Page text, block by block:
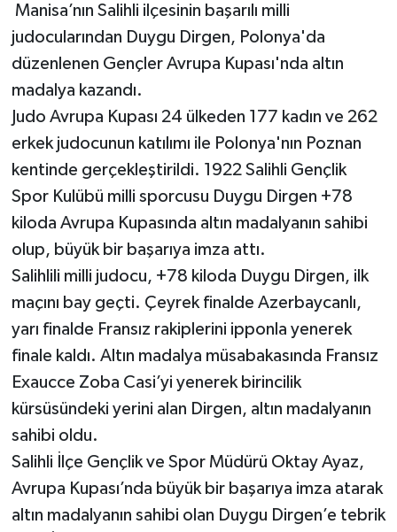
Manisa’nın Salihli ilçesinin başarılı milli
judocularından Duygu Dirgen, Polonya'da
düzenlenen Gençler Avrupa Kupası'nda altın
madalya kazandı.
Judo Avrupa Kupası 24 ülkeden 177 kadın ve 262
erkek judocunun katılımı ile Polonya'nın Poznan
kentinde gerçekleştirildi. 1922 Salihli Gençlik
Spor Kulübü milli sporcusu Duygu Dirgen +78
kiloda Avrupa Kupasında altın madalyanın sahibi
olup, büyük bir başarıya imza attı.
Salihlili milli judocu, +78 kiloda Duygu Dirgen, ilk
maçını bay geçti. Çeyrek finalde Azerbaycanlı,
yarı finalde Fransız rakiplerini ipponla yenerek
finale kaldı. Altın madalya müsabakasında Fransız
Exaucce Zoba Casi’yi yenerek birincilik
kürsüsündeki yerini alan Dirgen, altın madalyanın
sahibi oldu.
Salihli İlçe Gençlik ve Spor Müdürü Oktay Ayaz,
Avrupa Kupası’nda büyük bir başarıya imza atarak
altın madalyanın sahibi olan Duygu Dirgen’e tebrik